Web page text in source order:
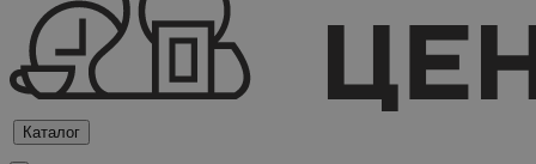
Каталог